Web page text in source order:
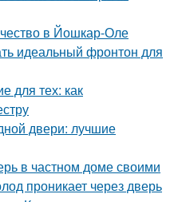
в Йошкар-Оле
идеальный фронтон для
для тех: как
двери: лучшие
в частном доме своими
проникает через дверь